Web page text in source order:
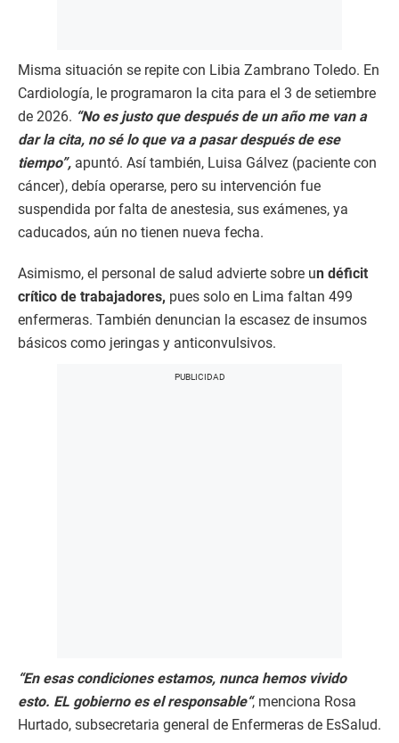
Misma situación se repite con Libia Zambrano Toledo. En
Cardiología, le programaron la cita para el 3 de setiembre
de 2026. “No es justo que después de un año me van a
dar la cita, no sé lo que va a pasar después de ese
tiempo”, apuntó. Así también, Luisa Gálvez (paciente con
cáncer), debía operarse, pero su intervención fue
suspendida por falta de anestesia, sus exámenes, ya
caducados, aún no tienen nueva fecha.
Asimismo, el personal de salud advierte sobre un déficit
crítico de trabajadores, pues solo en Lima faltan 499
enfermeras. También denuncian la escasez de insumos
básicos como jeringas y anticonvulsivos.
“En esas condiciones estamos, nunca hemos vivido
esto. EL gobierno es el responsable“, menciona Rosa
Hurtado, subsecretaria general de Enfermeras de EsSalud.